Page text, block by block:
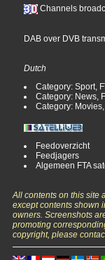
Channels
DAB over DVB
Dutch
Category: Sport,
Category: News,
Category: Movies,
Feedoverzicht
Feedjagers
Algemeen FTA
All contents on this site
except contents shown
owners. Screenshots
promoting
copyright, please